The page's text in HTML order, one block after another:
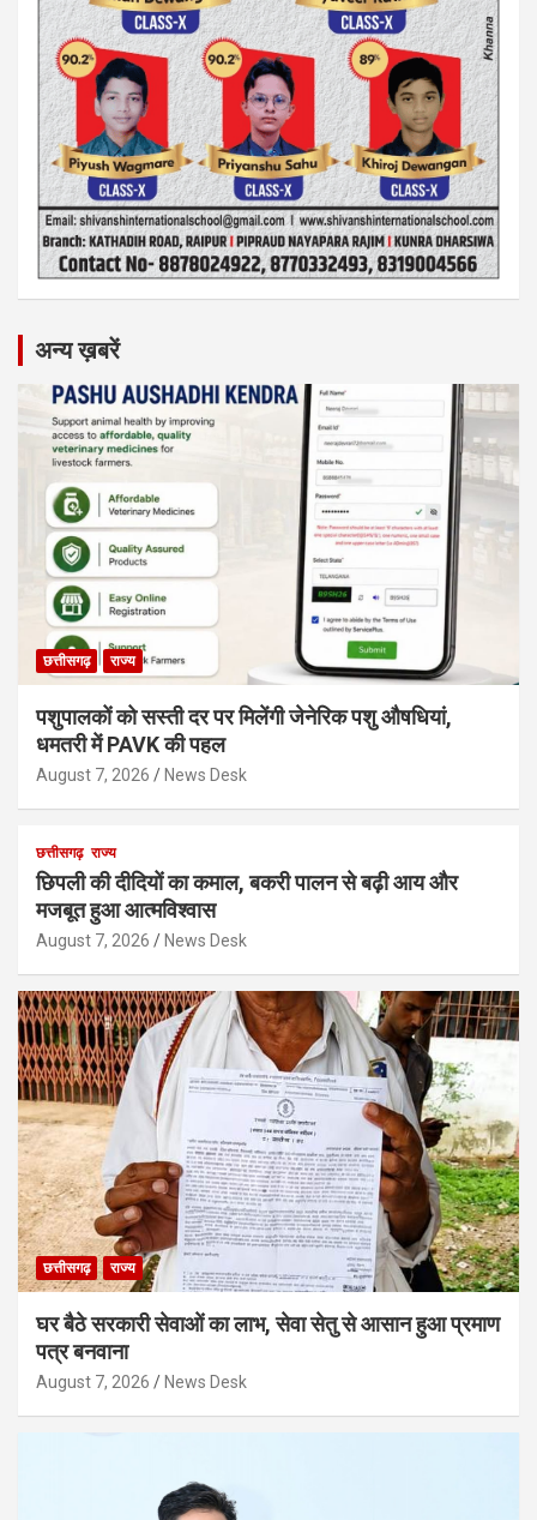
अन्य ख़बरें
छत्तीसगढ़ राज्य
पशुपालकों को सस्ती दर पर मिलेंगी जेनेरिक पशु औषधियां,
धमतरी में PAVK की पहल
August 7, 2026 News Desk
छत्तीसगढ़ राज्य
छिपली की दीदियों का कमाल, बकरी पालन से बढ़ी आय और
मजबूत हुआ आत्मविश्वास
August 7, 2026 News Desk
छत्तीसगढ़ राज्य
घर बैठे सरकारी सेवाओं का लाभ, सेवा सेतु से आसान हुआ प्रमाण
पत्र बनवाना
August 7, 2026 News Desk